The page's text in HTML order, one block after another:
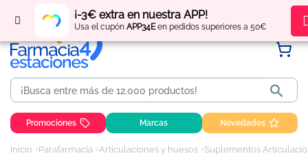
¡-3€ extra en nuestra APP!
Usa el cupón APP34Een pedidos superiores a 50€
Regístratey obtén puntos por tus compras

Promociones Marcas Novedades
Inicio Parafarmacia Articulaciones y huesos Suplementos